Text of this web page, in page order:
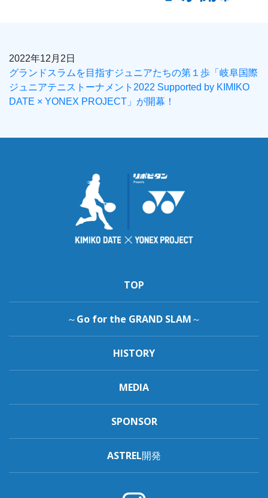
2022年12月2日
グランドスラムを目指すジュニアたちの第１歩「岐阜国際
ジュニアテニストーナメント2022 Supported by KIMIKO
DATE × YONEX PROJECT」が開幕！
TOP
～Go for the GRAND SLAM～
HISTORY
MEDIA
SPONSOR
ASTREL開発